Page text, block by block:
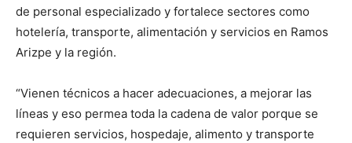
de personal especializado y fortalece sectores como
hotelería, transporte, alimentación y servicios en Ramos
Arizpe y la región.
“Vienen técnicos a hacer adecuaciones, a mejorar las
líneas y eso permea toda la cadena de valor porque se
requieren servicios, hospedaje, alimento y transporte